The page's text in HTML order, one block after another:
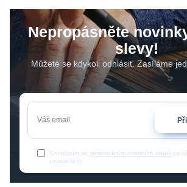
Nepropásněte
slevy!
Můžete se kdykoli odhlásit. Zasíláme
Souhlasím se zpracováním osobních údajů za
newsletteru.